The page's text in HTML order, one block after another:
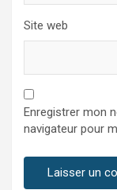
Site web
Enregistrer mon
navigateur pour